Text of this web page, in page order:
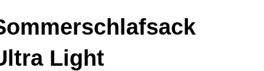
Light